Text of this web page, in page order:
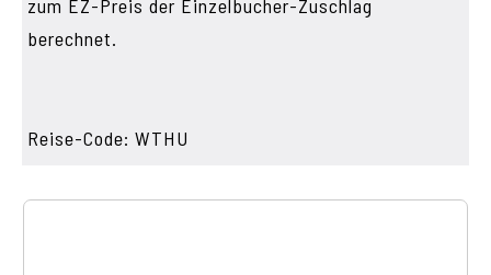
zum EZ-Preis der Einzelbucher-Zuschlag
berechnet.
Reise-Code: WTHU